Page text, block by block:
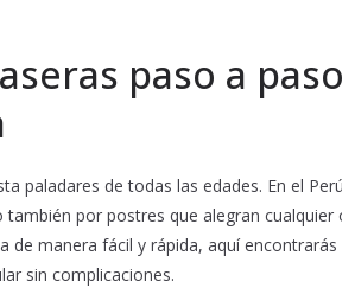
paso a
paladares de todas las edades. En el
por postres que alegran cualquier
manera fácil y rápida, aquí encontrarás
sin complicaciones.